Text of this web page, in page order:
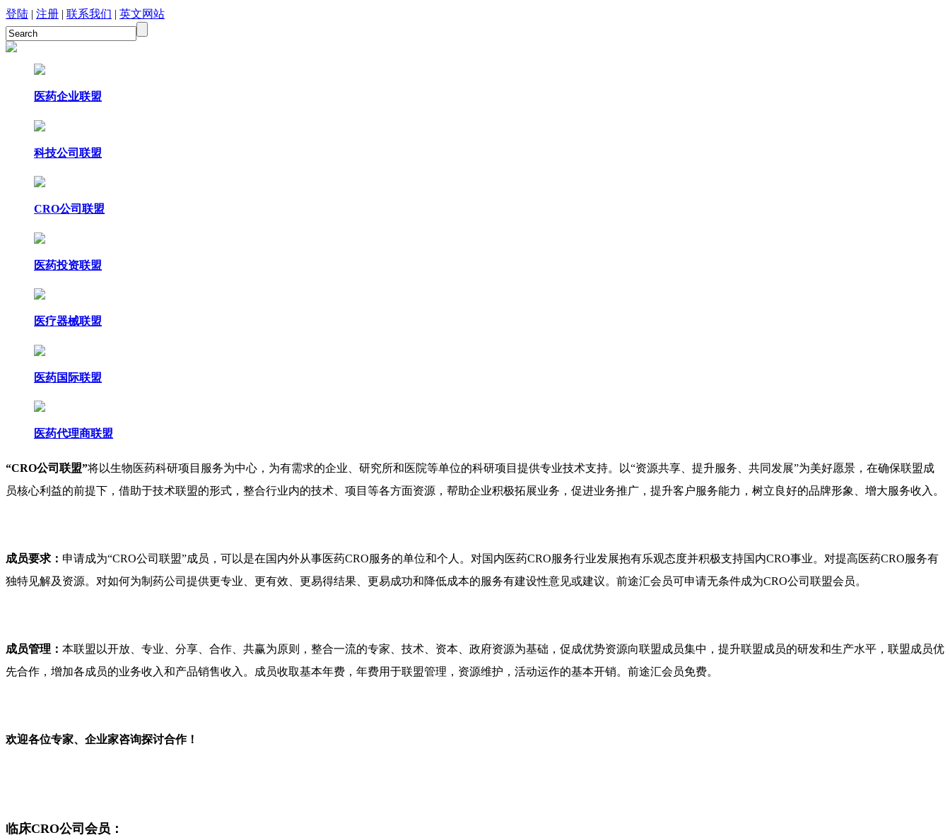
登陆 | 注册 | 联系我们 | 英文网站
医药企业联盟
科技公司联盟
CRO公司联盟
医药投资联盟
医疗器械联盟
医药国际联盟
医药代理商联盟
“CRO公司联盟”将以生物医药科研项目服务为中心，为有需求的企业、研究所和医院等单位的科研项目提供专业技术支持。以“资源共享、提升服务、共同发展”为美好愿景，在确保联盟成
员核心利益的前提下，借助于技术联盟的形式，整合行业内的技术、项目等各方面资源，帮助企业积极拓展业务，促进业务推广，提升客户服务能力，树立良好的品牌形象、增大服务收入。
成员要求： 申请成为“CRO公司联盟”成员，可以是在国内外从事医药CRO服务的单位和个人。对国内医药CRO服务行业发展抱有乐观态度并积极支持国内CRO事业。对提高医药CRO服务有
独特见解及资源。 对如何为制药公司提供更专业、更有效、更易得结果、更易成功和降低成本的服务有建设性意见或建议。 前途汇会员可申请无条件成为CRO公司联盟会员。
成员管理： 本联盟以开放、专业、分享、合作、共赢为原则，整合一流的专家、技术、资本、政府资源为基础，促成优势资源向联盟成员集中，提升联盟成员的研发和生产水平，联盟成员优
先合作，增加各成员的业务收入和产品销售收入。成员收取基本年费，年费用于联盟管理，资源维护，活动运作的基本开销。前途汇会员免费。
欢迎各位专家、企业家咨询探讨合作！
临床CRO公司会员：